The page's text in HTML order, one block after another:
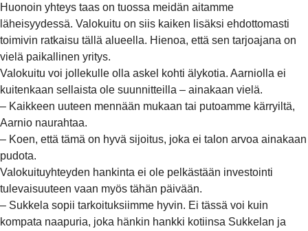
Huonoin yhteys taas on tuossa meidän aitamme
läheisyydessä. Valokuitu on siis kaiken lisäksi ehdottomasti
toimivin ratkaisu tällä alueella. Hienoa, että sen tarjoajana on
vielä paikallinen yritys.
Valokuitu voi jollekulle olla askel kohti älykotia. Aarniolla ei
kuitenkaan sellaista ole suunnitteilla – ainakaan vielä.
– Kaikkeen uuteen mennään mukaan tai putoamme kärryiltä,
Aarnio naurahtaa.
– Koen, että tämä on hyvä sijoitus, joka ei talon arvoa ainakaan
pudota.
Valokuituyhteyden hankinta ei ole pelkästään investointi
tulevaisuuteen vaan myös tähän päivään.
– Sukkela sopii tarkoituksiimme hyvin. Ei tässä voi kuin
kompata naapuria, joka hänkin hankki kotiinsa Sukkelan ja